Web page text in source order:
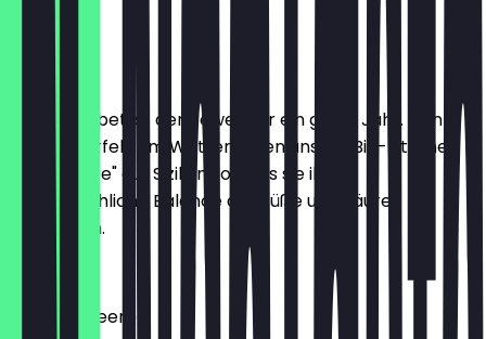
Dieses Sorbet ist der Beweis für ein gutes Jahr. Denn
nur bei perfektem Wetter reifen unsere Bio-Zitronen
„Primo Fiore" auf Sizilien so, dass sie ihre
unvergleichliche Balance aus Süße und Säure
entwickeln.
Johannisbeere